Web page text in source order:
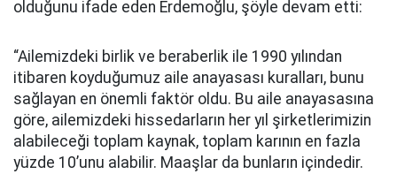
olduğunu ifade eden Erdemoğlu, şöyle devam etti:
“Ailemizdeki birlik ve beraberlik ile 1990 yılından
itibaren koyduğumuz aile anayasası kuralları, bunu
sağlayan en önemli faktör oldu. Bu aile anayasasına
göre, ailemizdeki hissedarların her yıl şirketlerimizin
alabileceği toplam kaynak, toplam karının en fazla
yüzde 10’unu alabilir. Maaşlar da bunların içindedir.